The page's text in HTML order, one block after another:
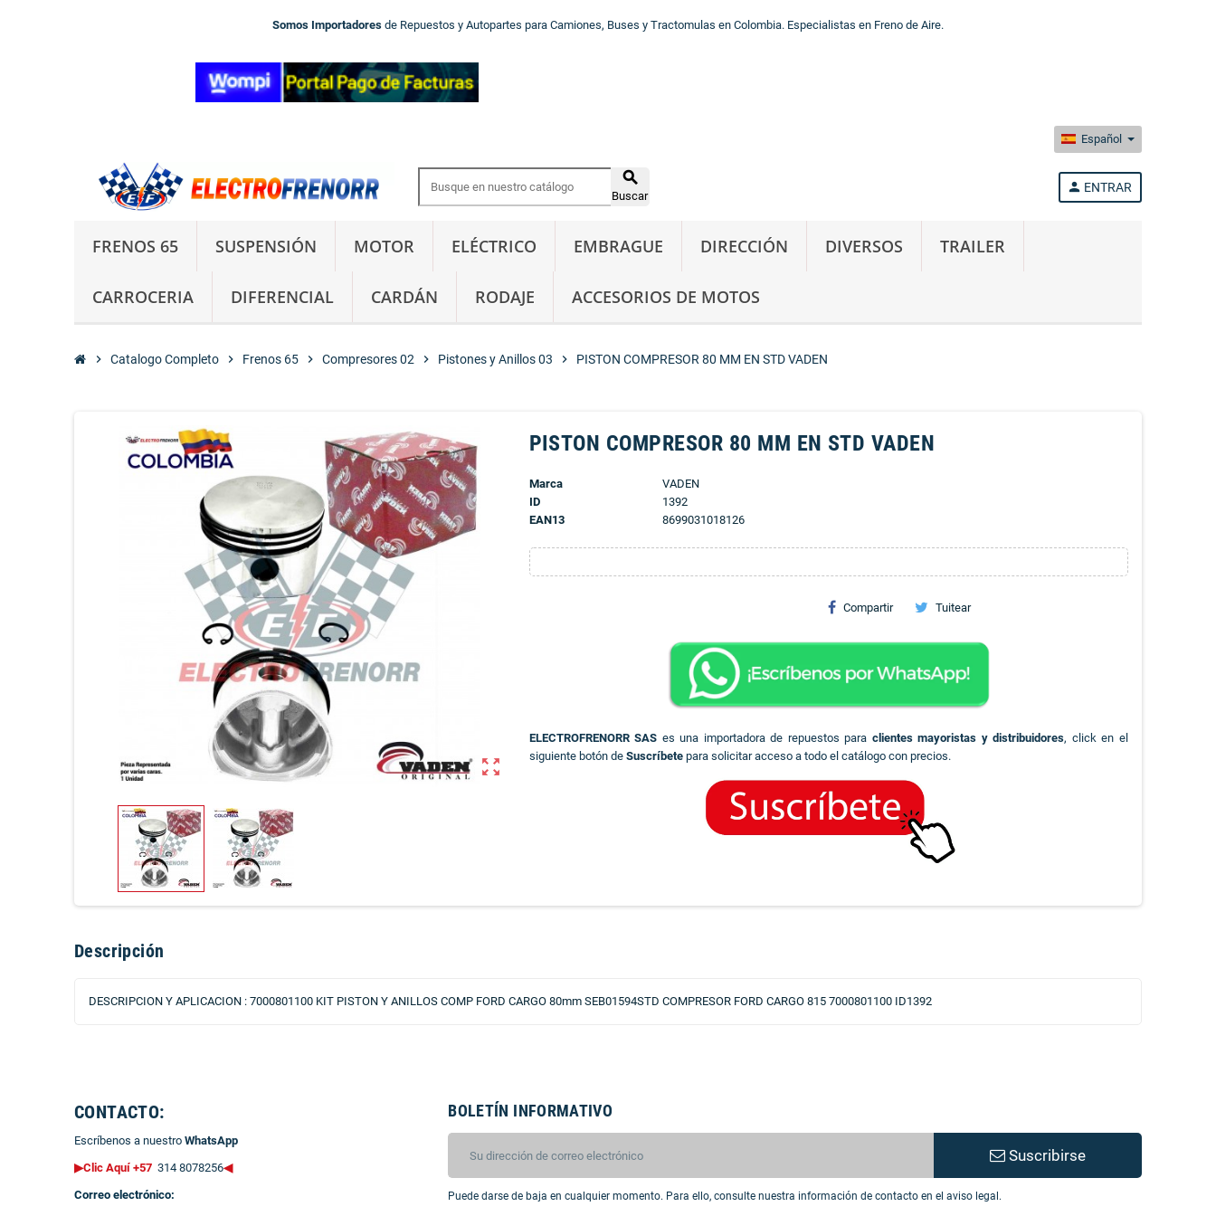
Somos Importadores de Repuestos y Autopartes para Camiones, Buses y Tractomulas en Colombia. Especialistas en Freno de Aire.
Español

Buscar
person ENTRAR
FRENOS 65 SUSPENSIÓN MOTOR ELÉCTRICO EMBRAGUE DIRECCIÓN DIVERSOS TRAILER
CARROCERIA DIFERENCIAL CARDÁN RODAJE ACCESORIOS DE MOTOS
chevron_right Catalogo Completo chevron_right Frenos 65 chevron_right Compresores 02 chevron_right Pistones y Anillos 03 chevron_right PISTON COMPRESOR 80 MM EN STD VADEN
zoom_out_map
PISTON COMPRESOR 80 MM EN STD VADEN
Marca
VADEN
ID
1392
EAN13
8699031018126
Compartir Tuitear
ELECTROFRENORR SAS es una importadora de repuestos para clientes mayoristas y distribuidores, click en el
siguiente botón de Suscríbetepara solicitar acceso a todo el catálogo con precios.
Descripción
DESCRIPCION Y APLICACION : 7000801100 KIT PISTON Y ANILLOS COMP FORD CARGO 80mm SEB01594STD COMPRESOR FORD CARGO 815 7000801100 ID1392
CONTACTO:
Escríbenos a nuestro WhatsApp
▶Clic Aquí +57 314 8078256◀
Correo electrónico:
BOLETÍN INFORMATIVO
Suscribirse
Puede darse de baja en cualquier momento. Para ello, consulte nuestra información de contacto en el aviso legal.